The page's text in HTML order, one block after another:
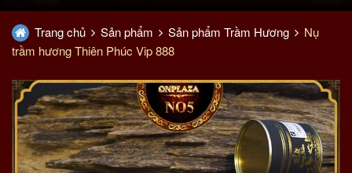
Trang chủ Sản phẩm Sản phẩm Trầm Hương
Nụ
trầm hương Thiên Phúc Vip 888